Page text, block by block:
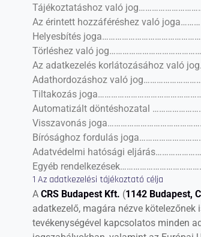
Tájékoztatáshoz való
Az érintett hozzáféréshez való
Helyesbítés
Törléshez való
Az adatkezelés korlátozásához való
Adathordozáshoz való
Tiltakozás
Automatizált döntéshozatal
Visszavonás
Bírósághoz fordulás
Adatvédelmi hatósági
Egyéb
1 Az adatkezelési tájékoztató célja
A CRS Budapest Kft. (1142 Budapest,
adatkezelő, magára nézve
tevékenységével kapcsolatos minden